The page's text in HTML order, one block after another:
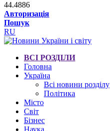
44.4886
Авторизація
Пошук
RU
ВСІ РОЗДІЛИ
Головна
Україна
Всі новини розділу
Політика
Місто
Світ
Бізнес
Наука